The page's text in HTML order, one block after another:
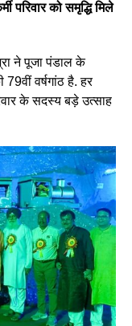
परिवार को समृद्धि मिले
ने पूजा पंडाल के
वर्षगांठ है. हर
के सदस्य बड़े उत्साह